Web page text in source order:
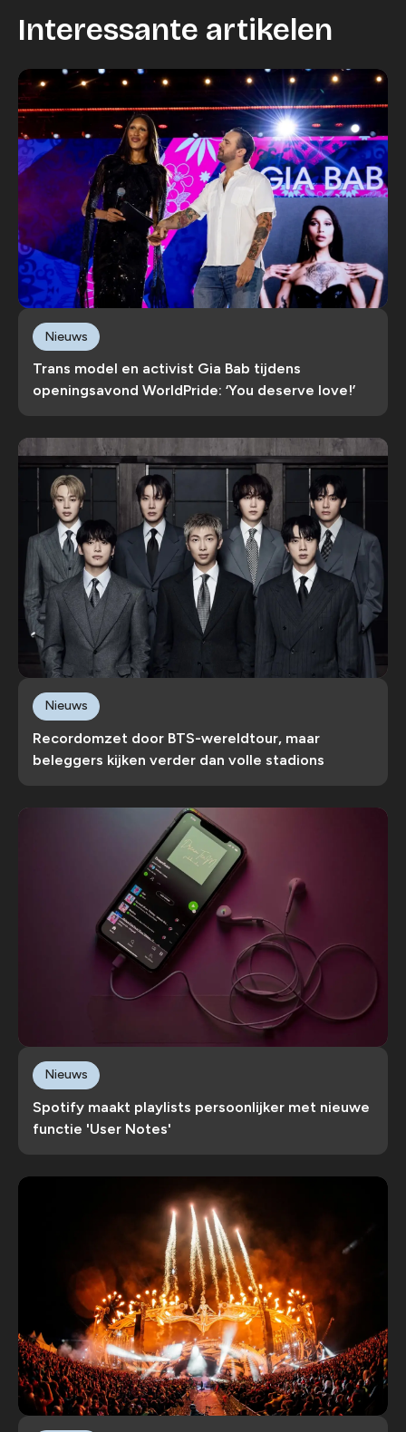
Interessante artikelen
Trans model en activist Gia Bab tijdens
openingsavond WorldPride: ‘You deserve love!’
Nieuws
Recordomzet door BTS-wereldtour, maar
beleggers kijken verder dan volle stadions
Nieuws
Spotify maakt playlists persoonlijker met nieuwe
functie 'User Notes'
Nieuws